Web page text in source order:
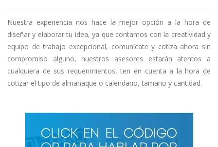
Nuestra experiencia nos hace la mejor opción a la hora de
diseñar y elaborar tu idea, ya que contamos con la creatividad y
equipo de trabajo excepcional, comunícate y cotiza ahora sin
compromiso alguno, nuestros asesores estarán atentos a
cualquiera de sus requerimientos, ten en cuenta a la hora de
cotizar el tipo de almanaque o calendario, tamaño y cantidad.